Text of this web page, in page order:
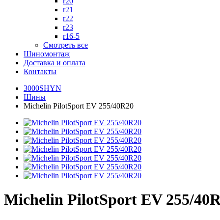
r21
r22
r23
r16-5
Смотреть все
Шиномонтаж
Доставка и оплата
Контакты
3000SHYN
Шины
Michelin PilotSport EV 255/40R20
Michelin PilotSport EV 255/